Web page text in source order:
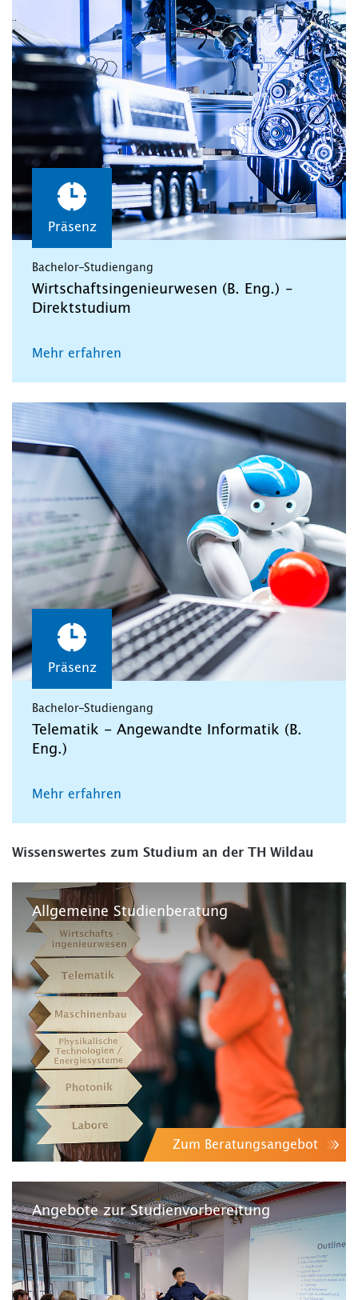
Präsenz
Bachelor-Studiengang
Wirtschaftsingenieurwesen (B. Eng.) –
Direktstudium
Mehr erfahren
Präsenz
Bachelor-Studiengang
Telematik - Angewandte Informatik (B.
Eng.)
Mehr erfahren
Wissenswertes zum Studium an der TH Wildau
Allgemeine Studienberatung
Zum Beratungsangebot
Angebote zur Studienvorbereitung